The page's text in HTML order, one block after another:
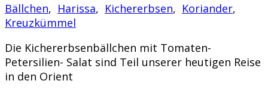
Bällchen, Harissa, Kichererbsen, Koriander,
Kreuzkümmel
Die Kichererbsenbällchen mit Tomaten-
Petersilien- Salat sind Teil unserer heutigen Reise
in den Orient